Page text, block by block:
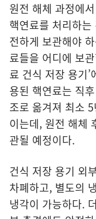
원전 해체 과정에
핵연료를 처리하
전하게 보관해야
료들을 어디에 보
료 건식 저장 용기
용된 핵연료는 직
조로 옮겨져 최소
이는데, 원전 해체
관될 예정이다.
건식 저장 용기 외
차폐하고, 별도의
냉각이 가능하다.